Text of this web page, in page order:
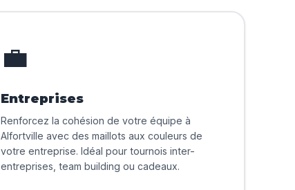
💼
Entreprises
Renforcez la cohésion de votre équipe à
Alfortville avec des maillots aux couleurs de
votre entreprise. Idéal pour tournois inter-
entreprises, team building ou cadeaux.